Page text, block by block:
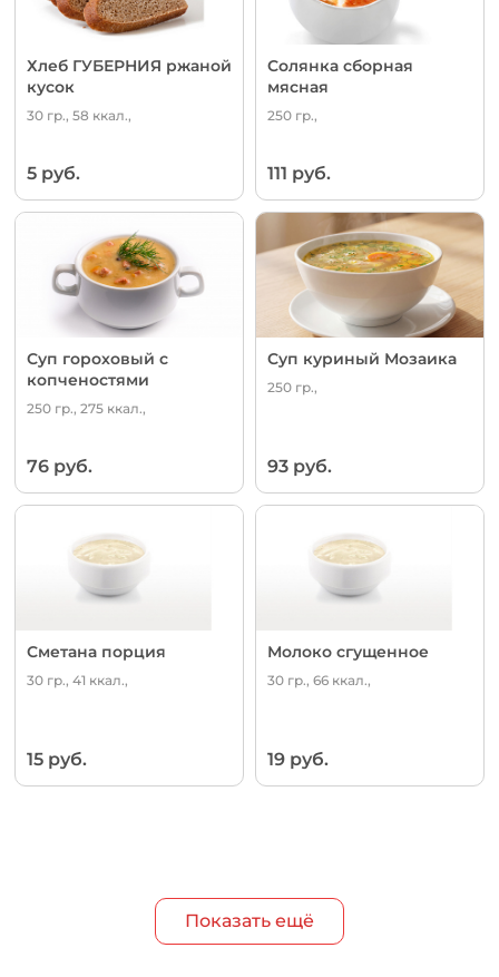
Хлеб ГУБЕРНИЯ ржаной
кусок
30 гр., 58 ккал.,
5 руб.
Солянка сборная
мясная
250 гр.,
111 руб.
Суп гороховый с
копченостями
250 гр., 275 ккал.,
76 руб.
Суп куриный Мозаика
250 гр.,
93 руб.
Сметана порция
30 гр., 41 ккал.,
15 руб.
Молоко сгущенное
30 гр., 66 ккал.,
19 руб.
Показать ещё